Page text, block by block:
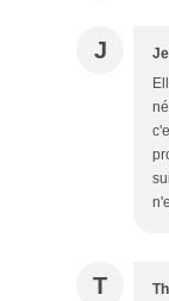
J
T